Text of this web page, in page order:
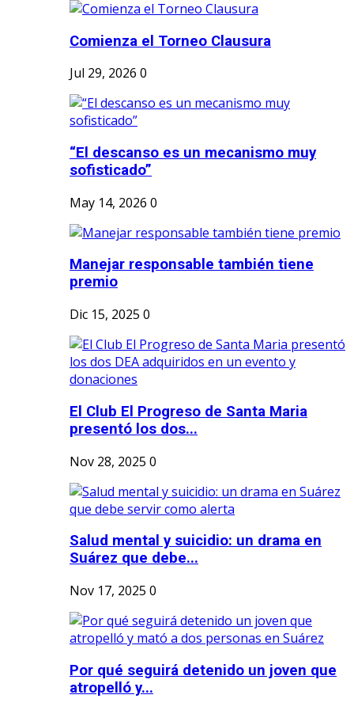
Comienza el Torneo Clausura
Jul 29, 2026 0
“El descanso es un mecanismo muy
sofisticado”
May 14, 2026 0
Manejar responsable también tiene
premio
Dic 15, 2025 0
El Club El Progreso de Santa Maria
presentó los dos...
Nov 28, 2025 0
Salud mental y suicidio: un drama en
Suárez que debe...
Nov 17, 2025 0
Por qué seguirá detenido un joven que
atropelló y...